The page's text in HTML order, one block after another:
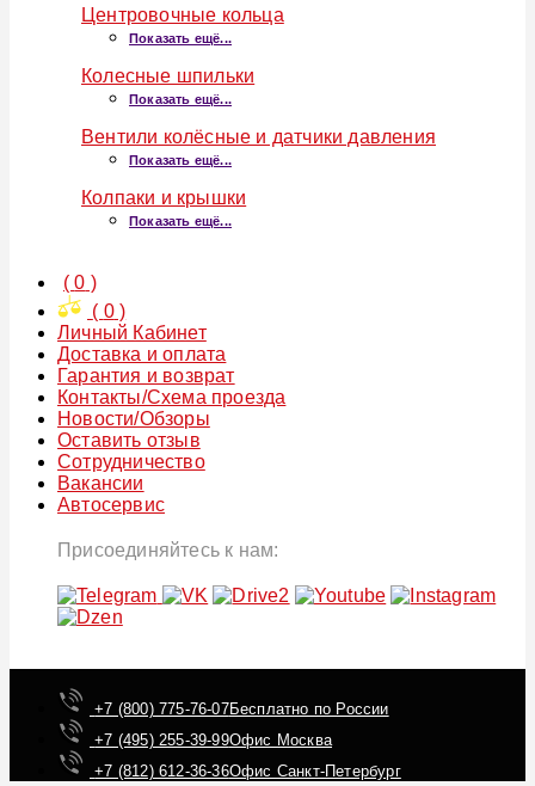
Центровочные кольца
Показать ещё...
Колесные шпильки
Показать ещё...
Вентили колёсные и датчики давления
Показать ещё...
Колпаки и крышки
Показать ещё...
(0 )
( 0)
Личный Кабинет
Доставка и оплата
Гарантия и возврат
Контакты/Схема проезда
Новости/Обзоры
Оставить отзыв
Сотрудничество
Вакансии
Автосервис
Присоединяйтесь к нам:
+7 (800) 775-76-07Бесплатно по России
+7 (495) 255-39-99Офис Москва
+7 (812) 612-36-36Офис Санкт-Петербург